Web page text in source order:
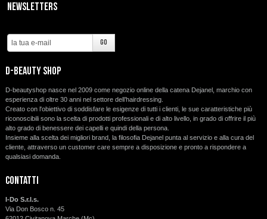
Newsletters
d-beauty shop
D-beautyshop nasce nel 2009 come negozio online della catena Dejanel, marchio con
esperienza di oltre 30 anni nel settore dell’hairdressing.
Creato con l'obiettivo di soddisfare le esigenze di tutti i clienti, le sue caratteristiche più
riconoscibili sono la scelta di prodotti professionali e di alto livello, in grado di offrire il più
alto grado di benessere dei capelli e quindi della persona.
Insieme alla scelta dei migliori brand, la filosofia Dejanel punta al servizio e alla cura del
cliente, attraverso un customer care sempre a disposizione e pronto a rispondere a
qualsiasi domanda.
Contatti
I-Do S.r.l.s.
Via Don Bosco n. 45